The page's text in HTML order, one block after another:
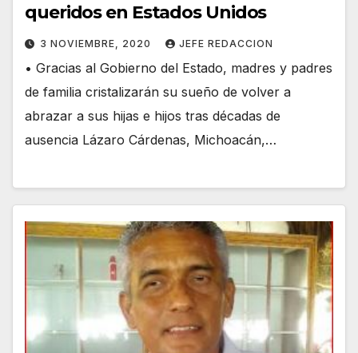
queridos en Estados Unidos
3 NOVIEMBRE, 2020 JEFE REDACCION
• Gracias al Gobierno del Estado, madres y padres
de familia cristalizarán su sueño de volver a
abrazar a sus hijas e hijos tras décadas de
ausencia Lázaro Cárdenas, Michoacán,…